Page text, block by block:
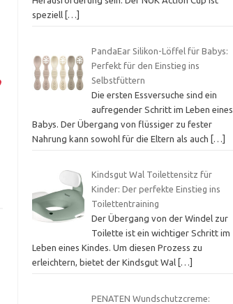
speziell […]
PandaEar Silikon-Löffel für Babys:
Perfekt für den Einstieg ins
Selbstfüttern
Die ersten Essversuche sind ein
aufregender Schritt im Leben eines
Babys. Der Übergang von flüssiger zu fester
Nahrung kann sowohl für die Eltern als auch […]
Kindsgut Wal Toilettensitz für
Kinder: Der perfekte Einstieg ins
Toilettentraining
Der Übergang von der Windel zur
Toilette ist ein wichtiger Schritt im
Leben eines Kindes. Um diesen Prozess zu
erleichtern, bietet der Kindsgut Wal […]
PENATEN Wundschutzcreme: